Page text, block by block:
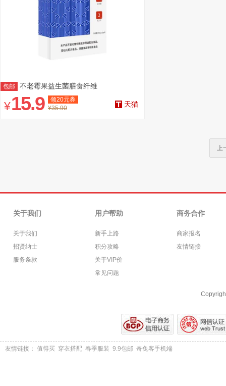
包邮 不老霉果益生菌膳食纤维
¥15.9 领20元券
¥35.90
天猫
上
关于我们
关于我们
招贤纳士
服务条款
用户帮助
新手上路
积分攻略
关于VIP价
常见问题
商务合作
商家报名
友情链接
友情链接： 值得买 穿衣搭配 春季服装 9.9包邮 奇兔客手机端